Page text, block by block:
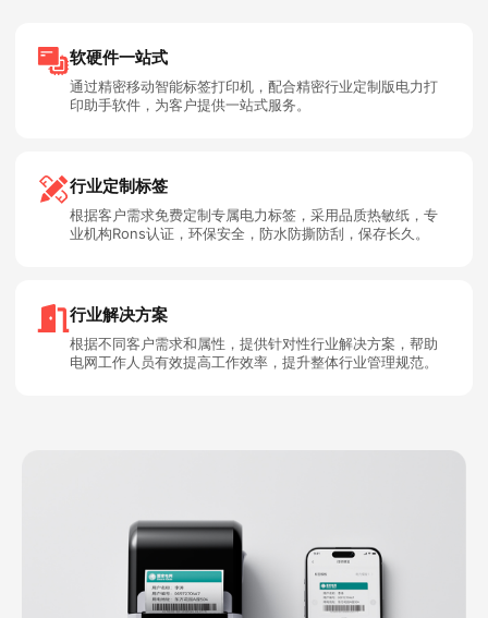
软硬件一站式
通过精密移动智能标签打印机，配合精密行业定制版电力打
印助手软件，为客户提供一站式服务。
行业定制标签
根据客户需求免费定制专属电力标签，采用品质热敏纸，专
业机构Rons认证，环保安全，防水防撕防刮，保存长久。
行业解决方案
根据不同客户需求和属性，提供针对性行业解决方案，帮助
电网工作人员有效提高工作效率，提升整体行业管理规范。